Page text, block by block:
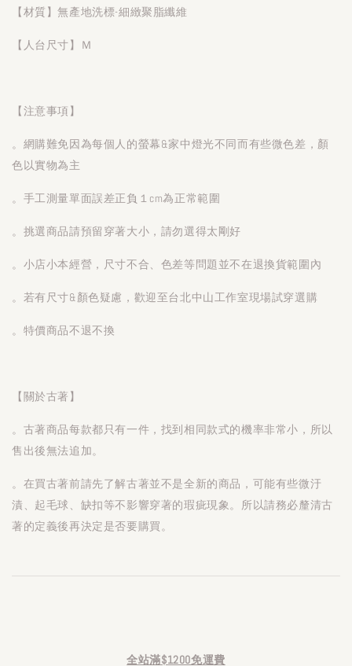
【材質】無產地洗標-細緻聚脂纖維
【人台尺寸】Ｍ
【注意事項】
。網購難免因為每個人的螢幕&家中燈光不同而有些微色差，顏
色以實物為主
。手工測量單面誤差正負１cm為正常範圍
。挑選商品請預留穿著大小，請勿選得太剛好
。小店小本經營，尺寸不合、色差等問題並不在退換貨範圍內
。若有尺寸&顏色疑慮，歡迎至台北中山工作室現場試穿選購
。特價商品不退不換
【關於古著】
。古著商品每款都只有一件，找到相同款式的機率非常小，所以
售出後無法追加。
。在買古著前請先了解古著並不是全新的商品，可能有些微汙
漬、起毛球、缺扣等不影響穿著的瑕疵現象。所以請務必釐清古
著的定義後再決定是否要購買。
全站滿$1200免運費